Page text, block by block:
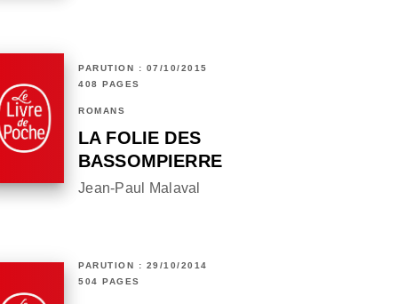
PARUTION : 07/10/2015
408 PAGES
ROMANS
LA FOLIE DES
BASSOMPIERRE
Jean-Paul Malaval
PARUTION : 29/10/2014
504 PAGES